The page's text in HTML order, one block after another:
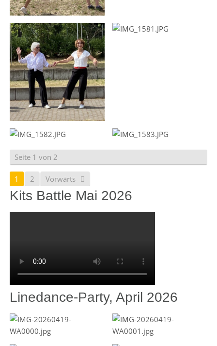
Seite 1 von 2
1 2 Vorwärts
Kits Battle Mai 2026
Linedance-Party, April 2026